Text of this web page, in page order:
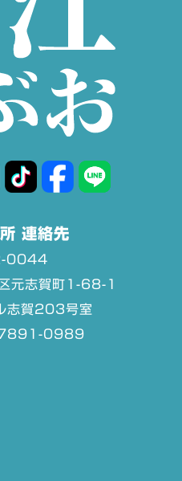
連絡先
0044
元志賀町1-68-1
志賀203号室
7891-0989